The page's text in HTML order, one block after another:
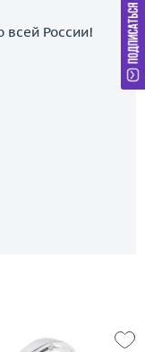
всей России!